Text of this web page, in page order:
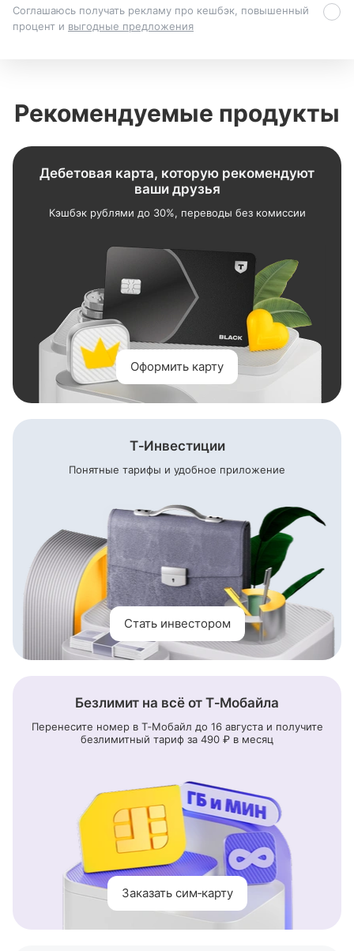
Соглашаюсь получать рекламу про кешбэк, повышенный
процент и выгодные предложения
Рекомендуемые продукты
Дебетовая карта, которую рекомендуют
ваши друзья
Кэшбэк рублями до 30%, переводы без комиссии
Оформить карту
Т‑Инвестиции
Понятные тарифы и удобное приложение
Стать инвестором
Безлимит на всё от Т‑Мобайла
Перенесите номер в Т‑Мобайл до 16 августа и получите
безлимитный тариф за 490 ₽ в месяц
Заказать сим‑карту